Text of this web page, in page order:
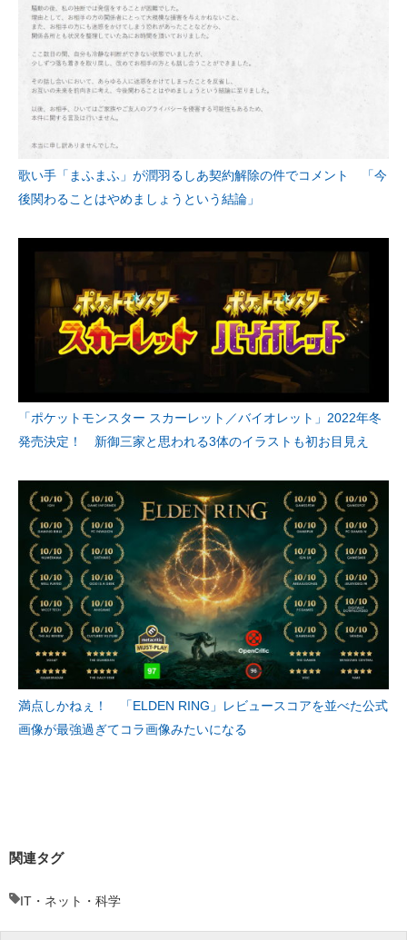
歌い手「まふまふ」が潤羽るしあ契約解除の件でコメント 「今
後関わることはやめましょうという結論」
「ポケットモンスター スカーレット／バイオレット」2022年冬
発売決定！ 新御三家と思われる3体のイラストも初お目見え
満点しかねぇ！ 「ELDEN RING」レビュースコアを並べた公式
画像が最強過ぎてコラ画像みたいになる
関連タグ
IT・ネット・科学